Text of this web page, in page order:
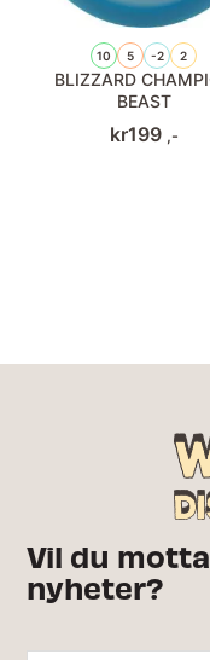
10 5 -2 2
BLIZZARD
BEAST
kr199 ,-
Vil du
nyheter?